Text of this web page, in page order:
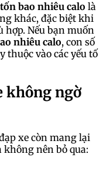
bao nhiêu calo là
khác, đặc biệt khi
hợp. Nếu bạn muốn
nhiêu calo, con số
thuộc vào các yếu tố
không ngờ
xe còn mang lại
không nên bỏ qua: